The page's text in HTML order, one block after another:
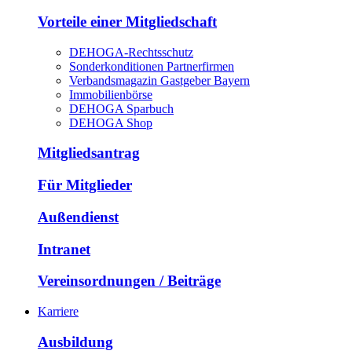
Vorteile einer Mitgliedschaft
DEHOGA-Rechtsschutz
Sonderkonditionen Partnerfirmen
Verbandsmagazin Gastgeber Bayern
Immobilienbörse
DEHOGA Sparbuch
DEHOGA Shop
Mitgliedsantrag
Für Mitglieder
Außendienst
Intranet
Vereinsordnungen / Beiträge
Karriere
Ausbildung